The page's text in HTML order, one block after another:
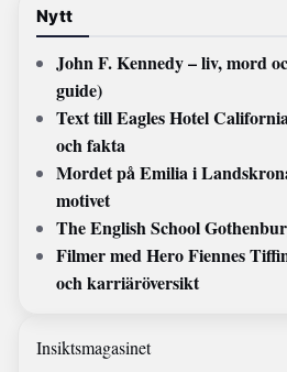
Nytt
John F. Kennedy – liv, mord
guide)
Text till Eagles Hotel
och fakta
Mordet på Emilia i
motivet
The English School
Filmer med Hero Fiennes
och karriäröversikt
Insiktsmagasinet